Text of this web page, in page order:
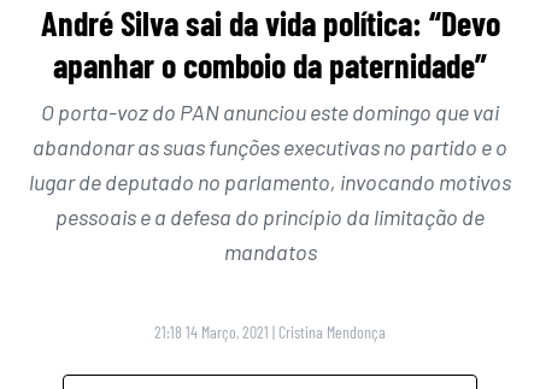
André Silva sai da vida política: “Devo
apanhar o comboio da paternidade”
O porta-voz do PAN anunciou este domingo que vai
abandonar as suas funções executivas no partido e o
lugar de deputado no parlamento, invocando motivos
pessoais e a defesa do princípio da limitação de
mandatos
21:18 14 Março, 2021 | Cristina Mendonça